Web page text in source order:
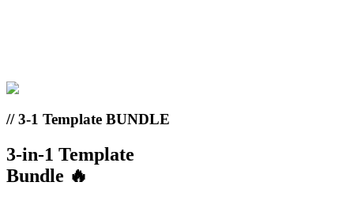
// 3-1 Template BUNDLE
3-in-1 Template
Bundle 🔥